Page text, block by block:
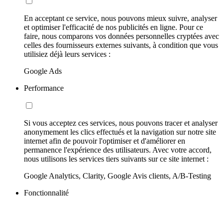
En acceptant ce service, nous pouvons mieux suivre, analyser
et optimiser l'efficacité de nos publicités en ligne. Pour ce
faire, nous comparons vos données personnelles cryptées avec
celles des fournisseurs externes suivants, à condition que vous
utilisiez déjà leurs services :
Google Ads
Performance
Si vous acceptez ces services, nous pouvons tracer et analyser
anonymement les clics effectués et la navigation sur notre site
internet afin de pouvoir l'optimiser et d'améliorer en
permanence l'expérience des utilisateurs. Avec votre accord,
nous utilisons les services tiers suivants sur ce site internet :
Google Analytics, Clarity, Google Avis clients, A/B-Testing
Fonctionnalité